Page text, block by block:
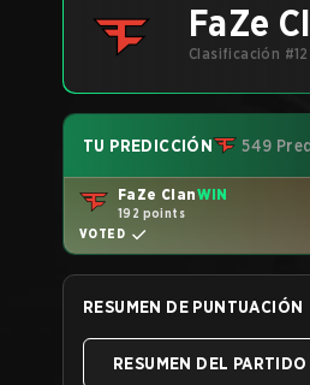
FaZe
Clasificación #12
TU PREDICCIÓN 549
FaZe ClanWIN
192 points
VOTED
RESUMEN DE PUNTUACIÓN
RESUMEN DEL PARTIDO